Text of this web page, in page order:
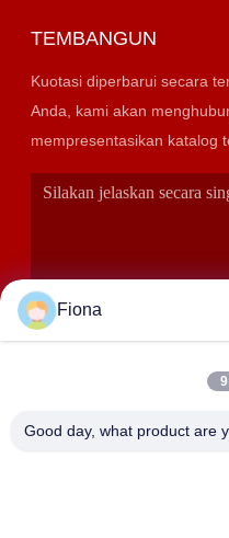
TEMBANGUN
Kuotasi diperbarui secara
Anda, kami akan
mempresentasikan katalog
Fiona
Good day, what product are